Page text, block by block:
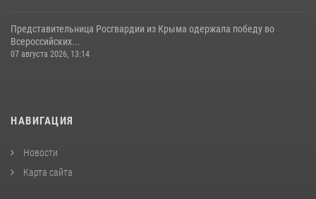
Представительница Росгвардии из Крыма одержала победу во
Всероссийских...
07 августа 2026, 13:14
НАВИГАЦИЯ
Новости
Карта сайта